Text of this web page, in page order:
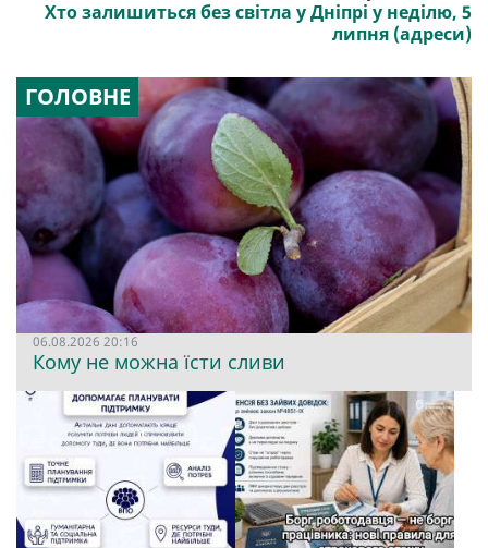
Хто залишиться без світла у Дніпрі у неділю, 5
липня (адреси)
ГОЛОВНЕ
06.08.2026 20:16
Кому не можна їсти сливи